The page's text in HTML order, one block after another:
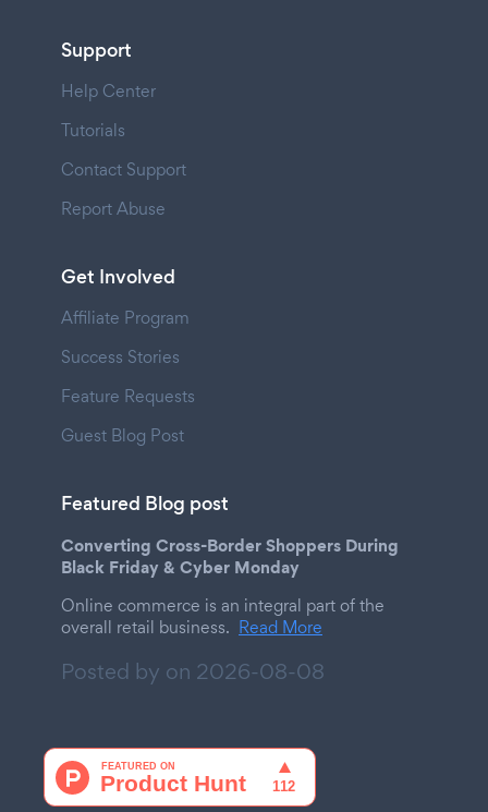
Support
Help Center
Tutorials
Contact Support
Report Abuse
Get Involved
Affiliate Program
Success Stories
Feature Requests
Guest Blog Post
Featured Blog post
Converting Cross-Border Shoppers During
Black Friday & Cyber Monday
Online commerce is an integral part of the
overall retail business. Read More
Posted by on 2026-08-08